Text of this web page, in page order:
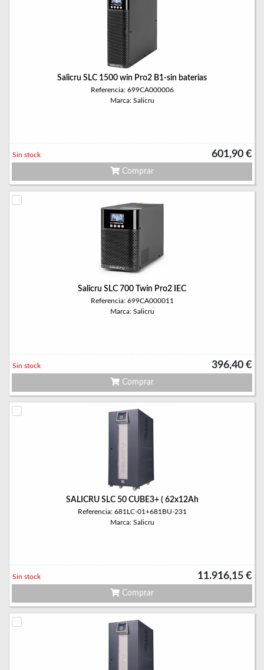
Salicru SLC 1500 win Pro2 B1-sin baterias
Referencia: 699CA000006
Marca: Salicru
601,90 €
Sin stock
Comprar
Salicru SLC 700 Twin Pro2 IEC
Referencia: 699CA000011
Marca: Salicru
396,40 €
Sin stock
Comprar
SALICRU SLC 50 CUBE3+ ( 62x12Ah
Referencia: 681LC-01+681BU-231
Marca: Salicru
11.916,15 €
Sin stock
Comprar